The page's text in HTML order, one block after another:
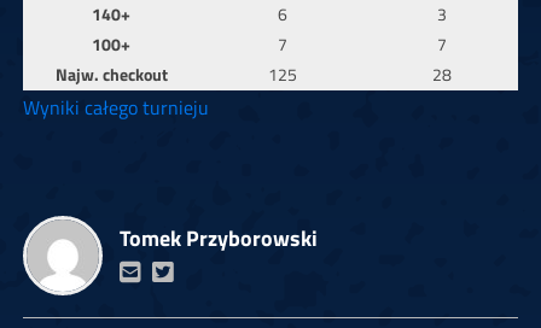
140+
6
3
100+
7
7
Najw. checkout
125 28
Wyniki całego turnieju
Tomek Przyborowski